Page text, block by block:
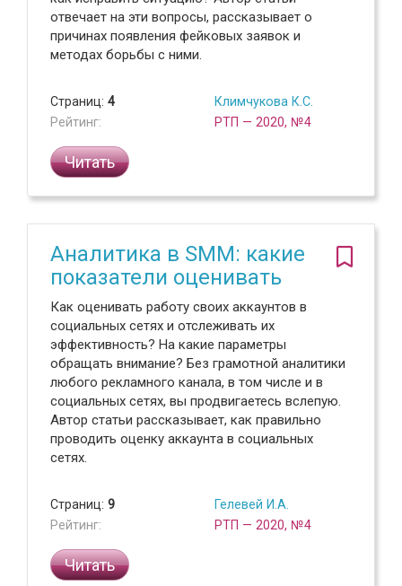
отвечает на эти вопросы, рассказывает о
причинах появления фейковых заявок и
методах борьбы с ними.
Страниц: 4
Рейтинг:
Климчукова К.С.
РТП — 2020, №4
Читать
Аналитика в SMM: какие
показатели оценивать
Как оценивать работу своих аккаунтов в
социальных сетях и отслеживать их
эффективность? На какие параметры
обращать внимание? Без грамотной аналитики
любого рекламного канала, в том числе и в
социальных сетях, вы продвигаетесь вслепую.
Автор статьи рассказывает, как правильно
проводить оценку аккаунта в социальных
сетях.
Страниц: 9
Рейтинг:
Гелевей И.А.
РТП — 2020, №4
Читать